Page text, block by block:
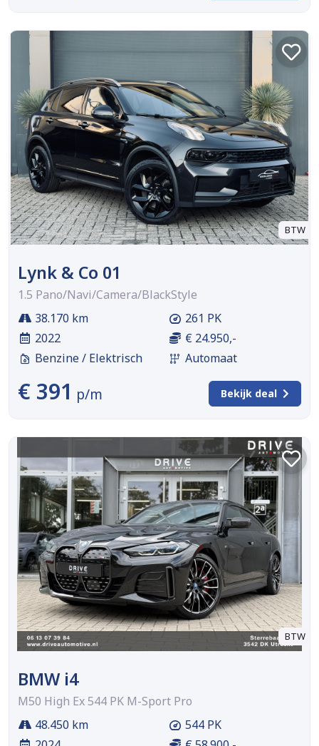
BTW
Lynk & Co 01
1.5 Pano/Navi/Camera/BlackStyle
38.170 km
2022
Benzine / Elektrisch
261 PK
€ 24.950,-
Automaat
€ 391 p/m Bekijk deal
BTW
BMW i4
M50 High Ex 544 PK M-Sport Pro
48.450 km
544 PK